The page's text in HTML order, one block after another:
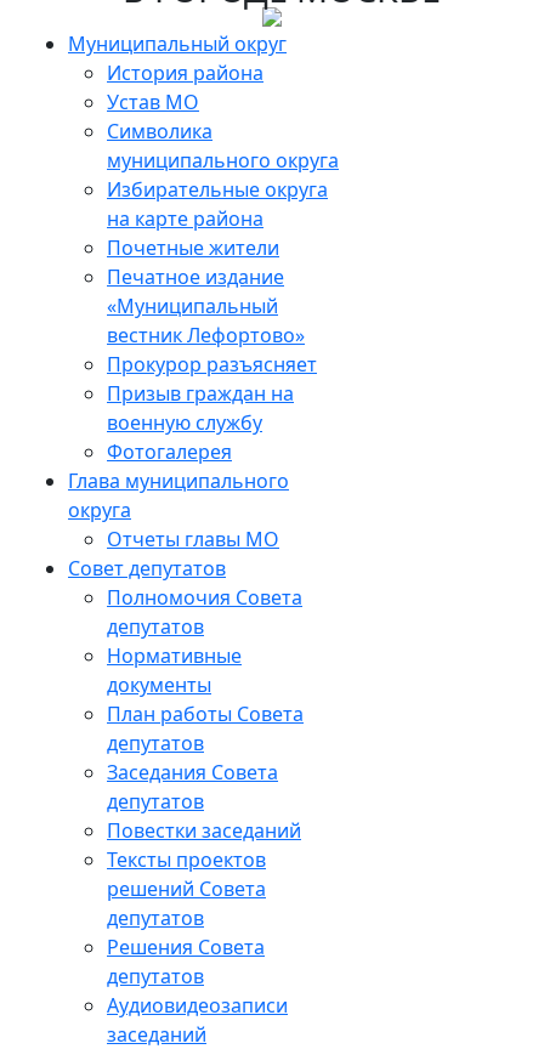
Муниципальный округ
История района
Устав МО
Символика
муниципального округа
Избирательные округа
на карте района
Почетные жители
Печатное издание
«Муниципальный
вестник Лефортово»
Прокурор разъясняет
Призыв граждан на
военную службу
Фотогалерея
Глава муниципального
округа
Отчеты главы МО
Совет депутатов
Полномочия Совета
депутатов
Нормативные
документы
План работы Совета
депутатов
Заседания Cовета
депутатов
Повестки заседаний
Тексты проектов
решений Совета
депутатов
Решения Совета
депутатов
Аудиовидеозаписи
заседаний